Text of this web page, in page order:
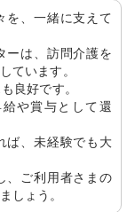
を、一緒に支えて
ーは、訪問介護を
ています。
良好です。
や賞与として還
ば、未経験でも大
、ご利用者さまの
しょう。